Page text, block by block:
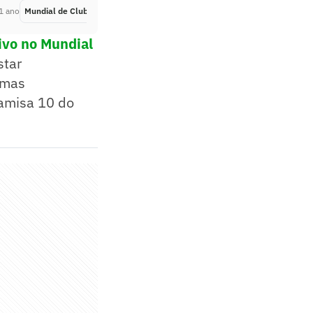
ano Mundial de Clubes
no Mundial
10 do